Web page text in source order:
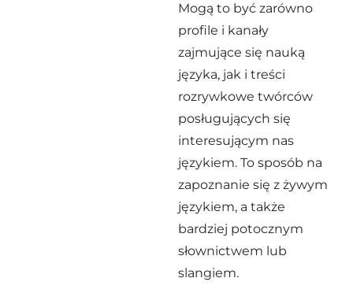
Mogą to być zarówno
profile i kanały
zajmujące się nauką
języka, jak i treści
rozrywkowe twórców
posługujących się
interesującym nas
językiem. To sposób na
zapoznanie się z żywym
językiem, a także
bardziej potocznym
słownictwem lub
slangiem.